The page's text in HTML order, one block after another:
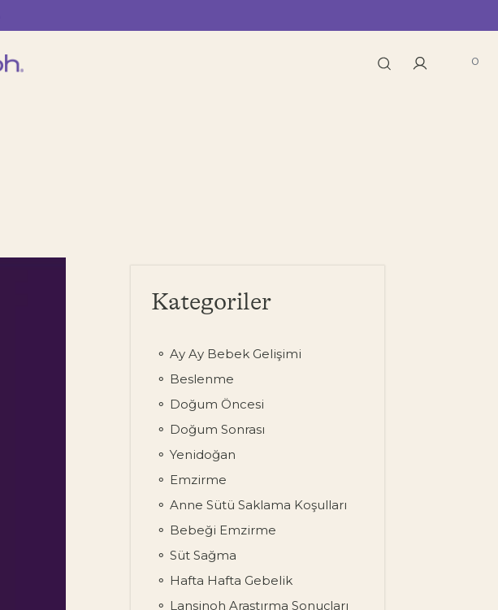
0
Kategoriler
Ay Ay Bebek Gelişimi
Beslenme
Doğum Öncesi
Doğum Sonrası
Yenidoğan
Emzirme
Anne Sütü Saklama Koşulları
Bebeği Emzirme
Süt Sağma
Hafta Hafta Gebelik
Lansinoh Araştırma Sonuçları